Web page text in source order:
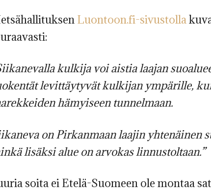
Luontoon.fi-sivustolla
kulkija voi aistia laajan
levittäytyvät kulkijan ympärille,
hämyiseen tunnelmaan.
on Pirkanmaan laajin yhtenäinen
lisäksi alue on arvokas linnustoltaan.”
soita ei Etelä-Suomeen ole montaa